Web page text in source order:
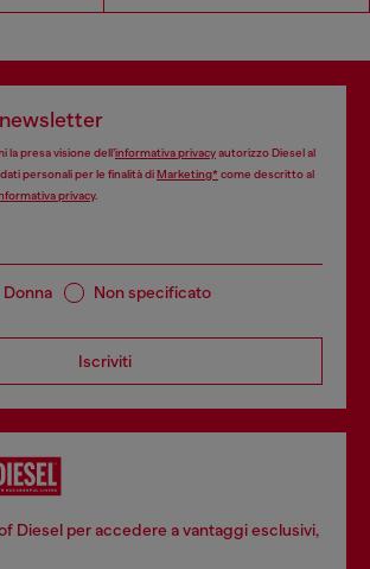
la presa visione dell’informativa privacyautorizzo Diesel al
personali per le finalità diMarketing*come descritto al
privacy.
Donna Non specificato
Iscriviti
Diesel per accedere a vantaggi esclusivi,